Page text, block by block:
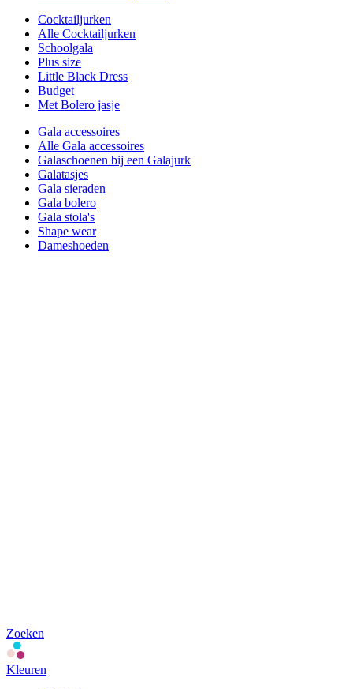
Cocktailjurken
Alle Cocktailjurken
Schoolgala
Plus size
Little Black Dress
Budget
Met Bolero jasje
Gala accessoires
Alle Gala accessoires
Galaschoenen bij een Galajurk
Galatasjes
Gala sieraden
Gala bolero
Gala stola's
Shape wear
Dameshoeden
Zoeken
Kleuren